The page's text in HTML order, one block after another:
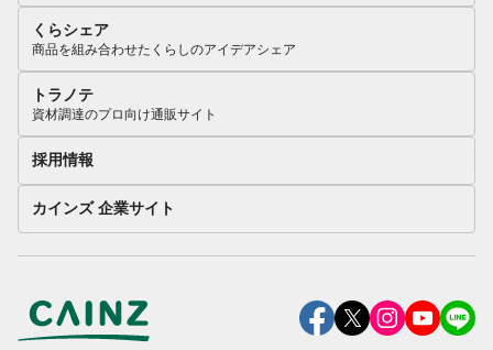
くらシェア
商品を組み合わせたくらしのアイデアシェア
トラノテ
資材調達のプロ向け通販サイト
採用情報
カインズ 企業サイト